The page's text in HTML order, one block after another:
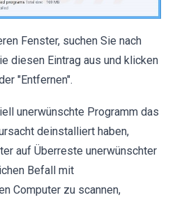
Fenster, suchen Sie nach
diesen Eintrag aus und klicken
"Entfernen".
unerwünschte Programm das
deinstalliert haben,
auf Überreste unerwünschter
Befall mit
Computer zu scannen,